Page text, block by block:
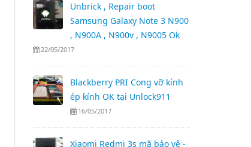
Unbrick , Repair boot
Samsung Galaxy Note 3 N900
, N900A , N900v , N9005 Ok
22/05/2017
Blackberry PRI Cong vỡ kính
ép kính OK tại Unlock911
16/05/2017
Xiaomi Redmi 3s mã bảo vệ -